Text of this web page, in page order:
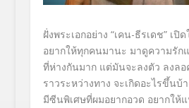
ฝั่งพระเอกอย่าง “เคน-ธีรเดช”เปิด
อยากให้ทุกคนมานะ มาดูความรัก
ที่ห่างกันมาก แต่มันจะลงตัว ลงลอ
ราวระหว่างทาง จะเกิดอะไรขึ้นบ้
มีซีนพิเศษที่ผมอยากอวด อยากให้